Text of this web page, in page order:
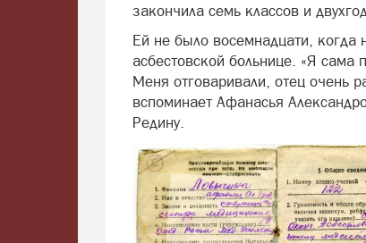
закончила семь классов и
Ей не было восемнадцати, когда
асбестовской больнице. «Я
Меня отговаривали, отец очень
вспоминает Афанасья
Редину.